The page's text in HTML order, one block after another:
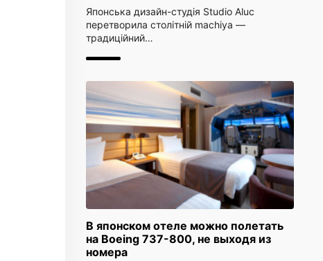
Японська дизайн-студія Studio Aluc
перетворила столітній machiya —
традиційний…
В японском отеле можно полетать
на Boeing 737-800, не выходя из
номера